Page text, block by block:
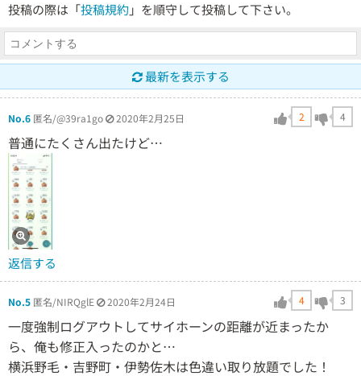
投稿の際は「投稿規約 」を順守して投稿して下さい。
最新を表示する
No.6 匿名/@39ra1go 2020年2月25日 2 4
普通にたくさん出たけど…
返信する
No.5 匿名/NIRQglE 2020年2月24日 4 3
一度強制ログアウトしてサイホーンの距離が近まったか
ら、俺も修正入ったのかと…
横浜野毛・吉野町・伊勢佐木は色違い取り放題でした！